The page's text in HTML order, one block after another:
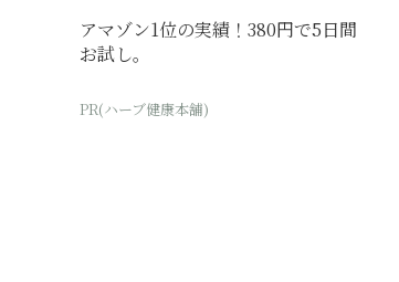
アマゾン1位の実績！380円で5日間
お試し。
PR(ハーブ健康本舗)